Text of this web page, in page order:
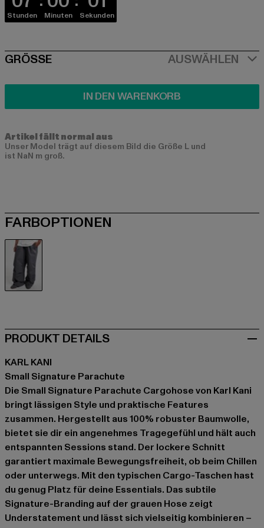
Stunden Minuten Sekunden
SIZE
GRÖSSE AUSWÄHLEN
IN DEN WARENKORB
Artikel fällt normal aus
Unser Model trägt auf diesem Bild die Größe L und
ist NaN m groß.
FARBOPTIONEN
PRODUKT DETAILS
KARL KANI
Small Signature Parachute
Die Small Signature Parachute Cargohose von Karl Kani
bringt lässigen Style und praktische Features
zusammen. Hergestellt aus 100% robuster Baumwolle,
bietet sie dir ein angenehmes Tragegefühl und hält auch
entspannten Sessions stand. Der lockere Schnitt
garantiert maximale Bewegungsfreiheit, ob beim Chillen
oder unterwegs. Mit den typischen Cargo-Taschen hast
du genug Platz für deine Essentials. Das subtile
Signature-Branding auf der grauen Hose zeigt
Understatement und lässt sich vielseitig kombinieren –